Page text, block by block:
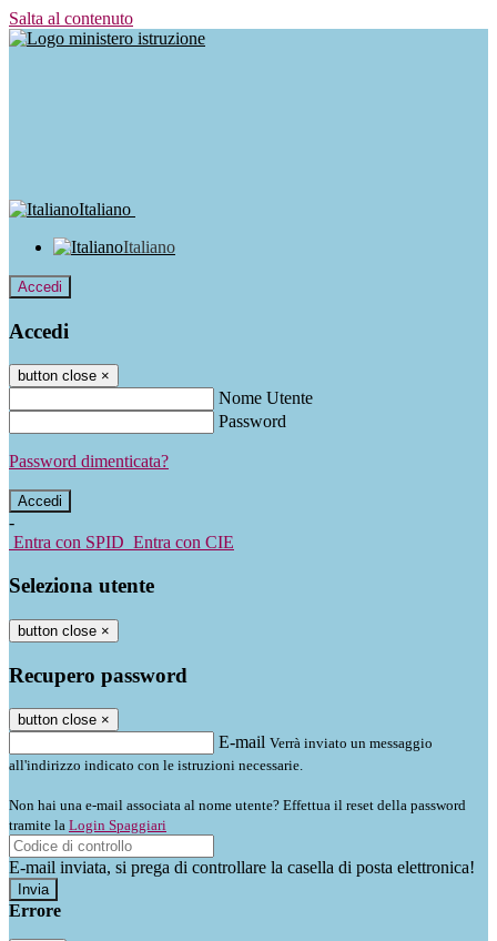
Salta al contenuto
Italiano
Italiano
Accedi
Accedi
button close ×
Nome Utente
Password
Password dimenticata?
-
Entra con SPID Entra con CIE
Seleziona utente
button close ×
Recupero password
button close ×
E-mail Verrà inviato un messaggio
all'indirizzo indicato con le istruzioni necessarie.
Non hai una e-mail associata al nome utente? Effettua il reset della password
tramite la Login Spaggiari
E-mail inviata, si prega di controllare la casella di posta elettronica!
Errore